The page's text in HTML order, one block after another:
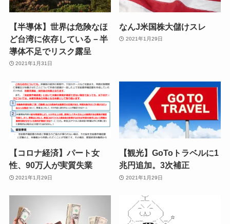
【半導体】世界は危険なほ
ど台湾に依存している－半
導体不足でリスク露呈
2021年1月31日
なんJ米国株大儲けスレ
2021年1月29日
【コロナ経済】パート女
性、90万人が実質失業
2021年1月29日
【観光】GoToトラベルに1
兆円追加。3次補正
2021年1月29日